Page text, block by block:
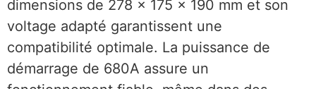
dimensions de 278 x 175 x 190 mm et son
voltage adapté garantissent une
compatibilité optimale. La puissance de
démarrage de 680A assure un